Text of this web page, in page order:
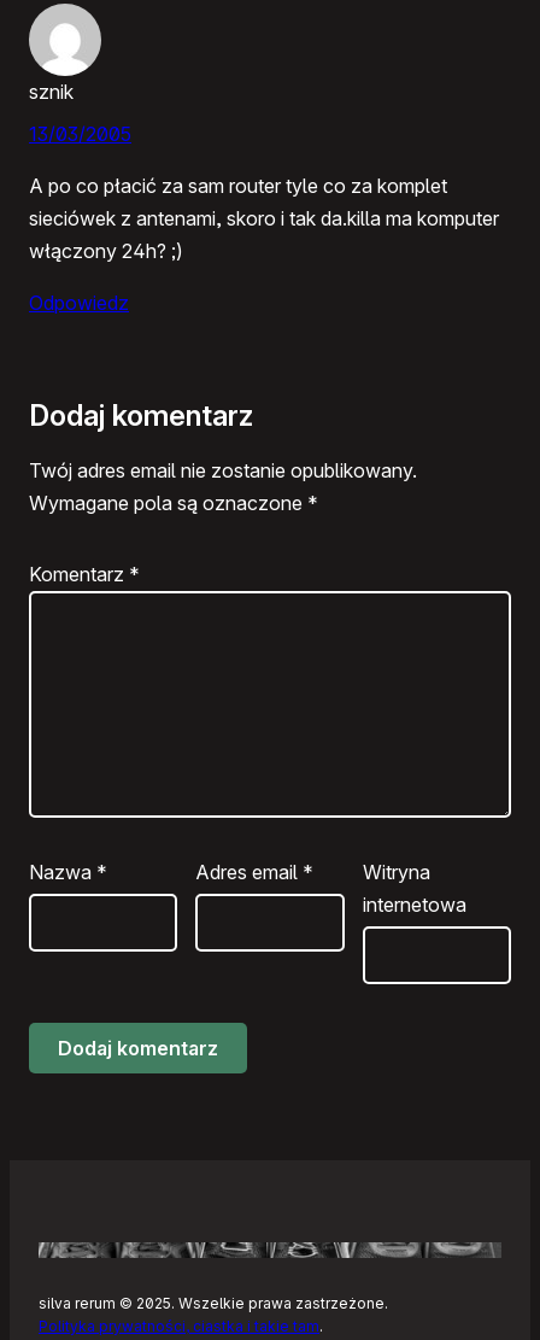
sznik
13/03/2005
A po co płacić za sam router tyle co za komplet
sieciówek z antenami, skoro i tak da.killa ma komputer
włączony 24h? ;)
Odpowiedz
Dodaj komentarz
Twój adres email nie zostanie opublikowany.
Wymagane pola są oznaczone *
Komentarz *
Nazwa * Adres email *
Witryna
internetowa
silva rerum © 2025. Wszelkie prawa zastrzeżone.
Polityka prywatności, ciastka i takie tam.